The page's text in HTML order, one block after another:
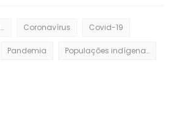
Carolina Arouca G. de Brito Coronavírus Covid-19
Pandemia Populações indígenas